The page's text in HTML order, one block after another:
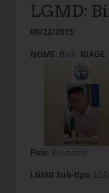
LGMD:
09/22/2015:
NOME: Bình IDADE
País: Vietname
LGMD Sub-tipo: